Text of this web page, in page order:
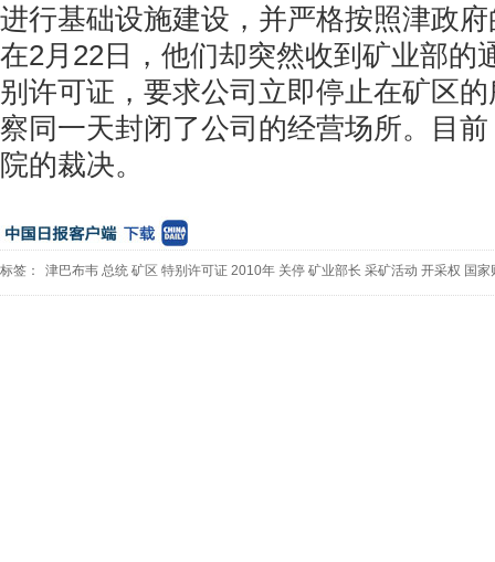
进行基础设施建设，并严格按照津政
在2月22日，他们却突然收到矿业部的
别许可证，要求公司立即停止在矿区
察同一天封闭了公司的经营场所。目
院的裁决。
标签： 津巴布韦 总统 矿区 特别许可证 2010年 关停 矿业部长 采矿活动 开采权 国家